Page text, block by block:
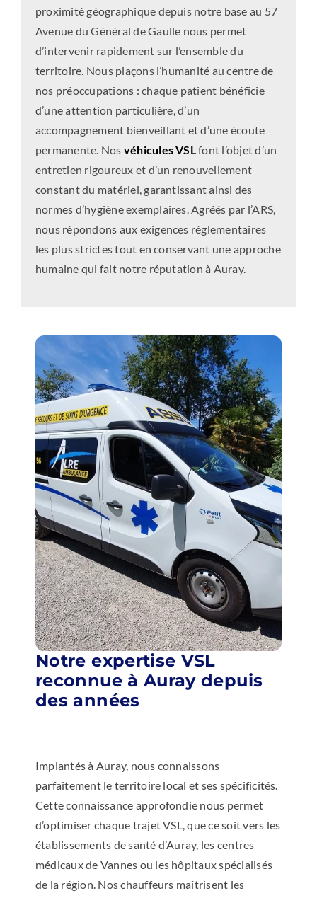
proximité géographique depuis notre base au 57
Avenue du Général de Gaulle nous permet
d’intervenir rapidement sur l’ensemble du
territoire. Nous plaçons l’humanité au centre de
nos préoccupations : chaque patient bénéficie
d’une attention particulière, d’un
accompagnement bienveillant et d’une écoute
permanente. Nos véhicules VSLfont l’objet d’un
entretien rigoureux et d’un renouvellement
constant du matériel, garantissant ainsi des
normes d’hygiène exemplaires. Agréés par l’ARS,
nous répondons aux exigences réglementaires
les plus strictes tout en conservant une approche
humaine qui fait notre réputation à Auray.
Notre expertise VSL
reconnue à Auray depuis
des années
Implantés à Auray, nous connaissons
parfaitement le territoire local et ses spécificités.
Cette connaissance approfondie nous permet
d’optimiser chaque trajet VSL, que ce soit vers les
établissements de santé d’Auray, les centres
médicaux de Vannes ou les hôpitaux spécialisés
de la région. Nos chauffeurs maîtrisent les